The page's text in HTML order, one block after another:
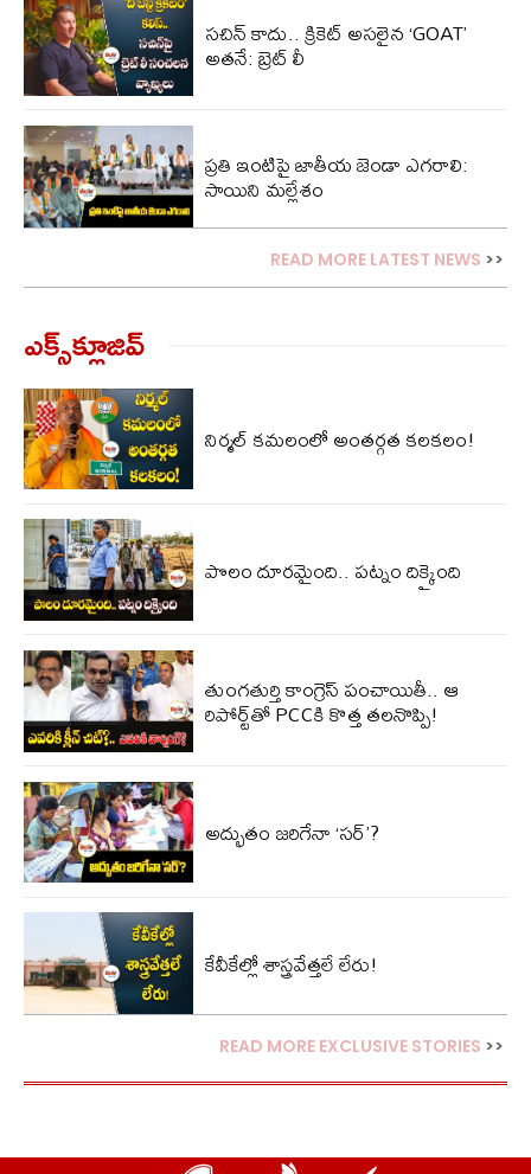
సచిన్ కాదు.. క్రికెట్ అసలైన ‘GOAT’
అతనే: బ్రెట్ లీ
ప్రతి ఇంటిపై జాతీయ జెండా ఎగరాలి:
సాయిని మల్లేశం
READ MORE LATEST NEWS >>
ఎక్స్‌క్లూజివ్‌
నిర్మల్ కమలంలో అంతర్గత కలకలం!
పొలం దూరమైంది.. పట్నం దిక్కైంది
తుంగతుర్తి కాంగ్రెస్‌ పంచాయితీ.. ఆ
రిపోర్ట్‌తో PCCకి కొత్త తలనొప్పి!
అద్భుతం జరిగేనా ‘సర్’?
కేవీకేల్లో శాస్త్రవేత్తలే లేరు!
READ MORE EXCLUSIVE STORIES >>